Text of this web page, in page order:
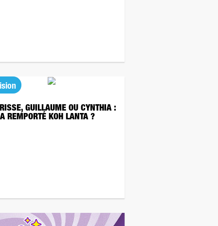
GUILLAUME OU CYNTHIA :
REMPORTÉ KOH LANTA ?